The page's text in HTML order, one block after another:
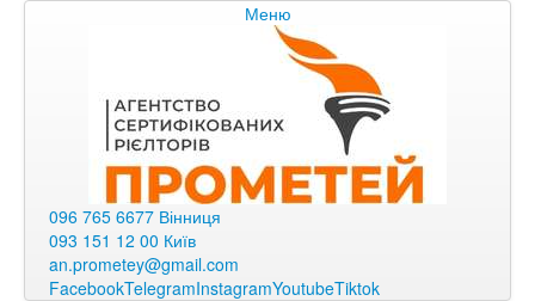
Меню
096 765 6677 Вінниця
093 151 12 00 Київ
an.prometey@gmail.com
FacebookTelegramInstagramYoutubeTiktok